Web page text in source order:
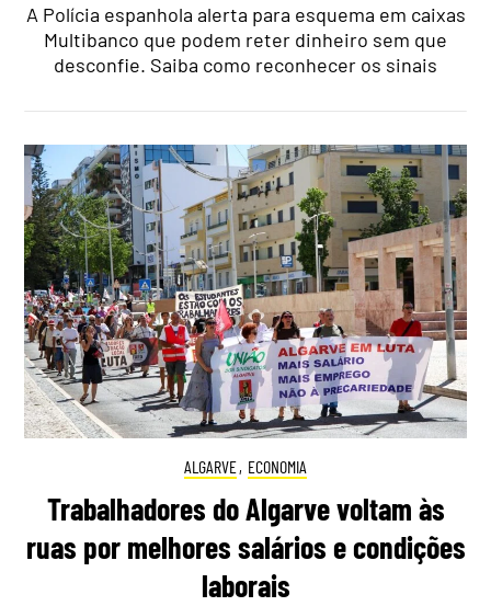
A Polícia espanhola alerta para esquema em caixas
Multibanco que podem reter dinheiro sem que
desconfie. Saiba como reconhecer os sinais
ALGARVE, ECONOMIA
Trabalhadores do Algarve voltam às
ruas por melhores salários e condições
laborais